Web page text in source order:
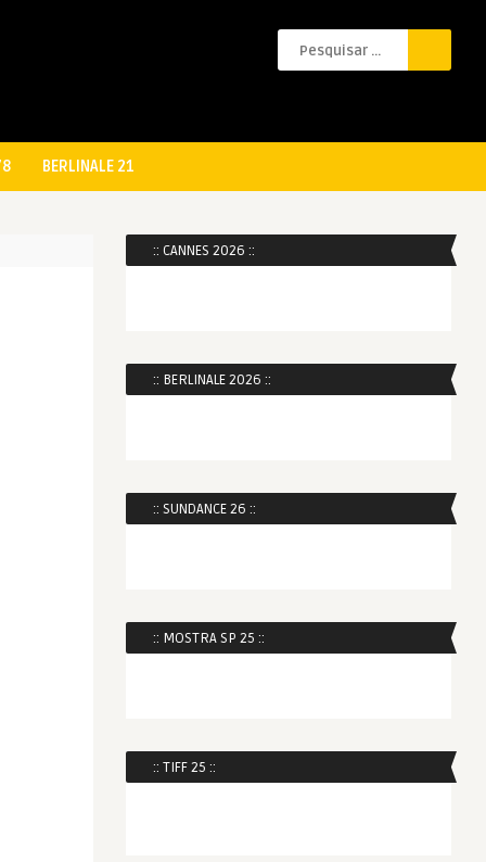
BERLINALE 21
:: CANNES 2026 ::
:: BERLINALE 2026 ::
:: SUNDANCE 26 ::
:: MOSTRA SP 25 ::
:: TIFF 25 ::